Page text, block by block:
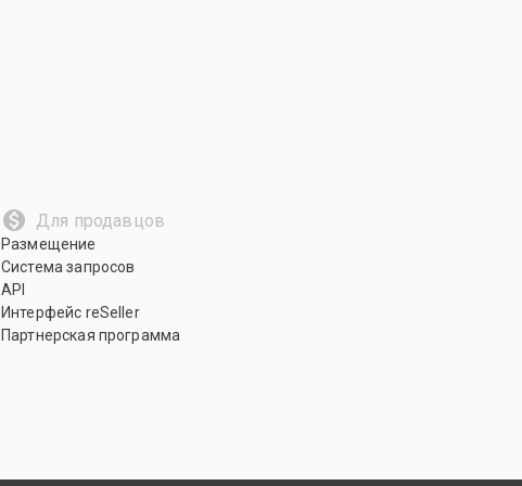
Для продавцов
Размещение
Система запросов
API
Интерфейс reSeller
Партнерская программа